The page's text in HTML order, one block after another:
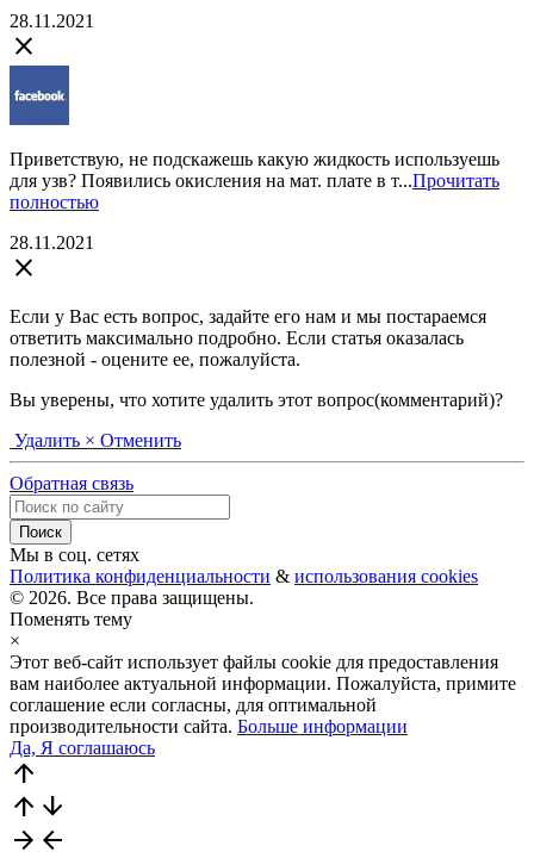
28.11.2021
close
Приветствую, не подскажешь какую жидкость используешь
для узв? Появились окисления на мат. плате в т...Прочитать
полностью
28.11.2021
close
Если у Вас есть вопрос, задайте его нам и мы постараемся
ответить максимально подробно. Если статья оказалась
полезной - оцените ее, пожалуйста.
Вы уверены, что хотите удалить этот вопрос(комментарий)?
Удалить × Отменить
Обратная связь
Мы в соц. сетях
Политика конфиденциальности & использования cookies
© 2026. Все права защищены.
Поменять тему
×
Этот веб-сайт использует файлы cookie для предоставления
вам наиболее актуальной информации. Пожалуйста, примите
соглашение если согласны, для оптимальной
производительности сайта. Больше информации
Да, Я соглашаюсь
arrow_upward
arrow_upward arrow_downward
arrow_forward arrow_back